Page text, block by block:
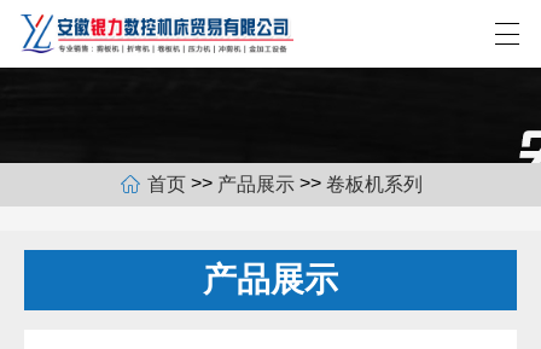
网站首页
关于我们
产品展示
首页 >> 产品展示 >> 卷板机系列
产品展示